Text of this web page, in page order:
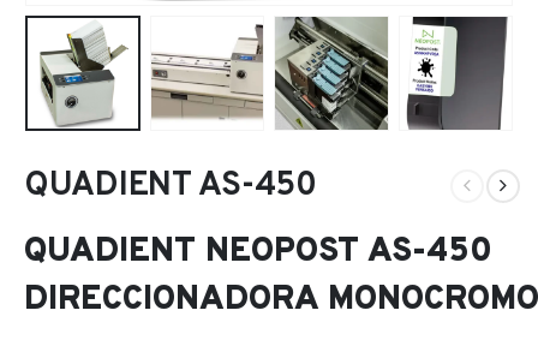
QUADIENT AS-450
QUADIENT NEOPOST AS-450
DIRECCIONADORA